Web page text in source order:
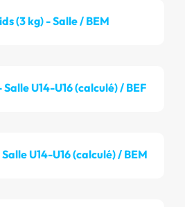
(3 kg) - Salle / BEM
U14-U16 (calculé) / BEF
U14-U16 (calculé) / BEM